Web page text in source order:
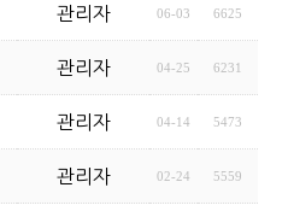
관리자 06-03 6625
관리자 04-25 6231
관리자 04-14 5473
관리자 02-24 5559